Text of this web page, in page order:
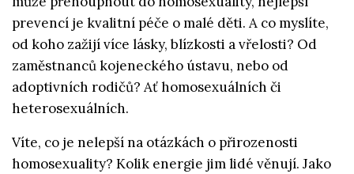
prevencí je kvalitní péče o malé děti. A co myslíte,
od koho zažijí více lásky, blízkosti a vřelosti? Od
zaměstnanců kojeneckého ústavu, nebo od
adoptivních rodičů? Ať homosexuálních či
heterosexuálních.
Víte, co je nelepší na otázkách o přirozenosti
homosexuality? Kolik energie jim lidé věnují. Jako